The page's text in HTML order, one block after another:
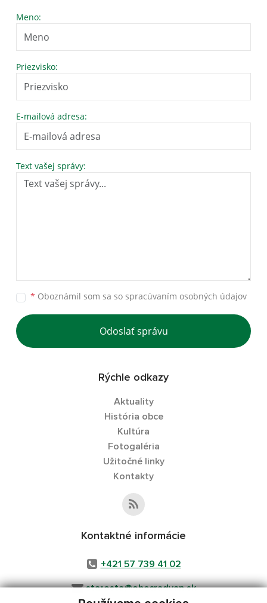
Meno:
Priezvisko:
E-mailová adresa:
Text vašej správy:
* Oboznámil som sa so spracúvaním osobných údajov
Odoslať správu
Rýchle odkazy
Aktuality
História obce
Kultúra
Fotogaléria
Užitočné linky
Kontakty
Kontaktné informácie
+421 57 739 41 02
starosta@obecradvan.sk